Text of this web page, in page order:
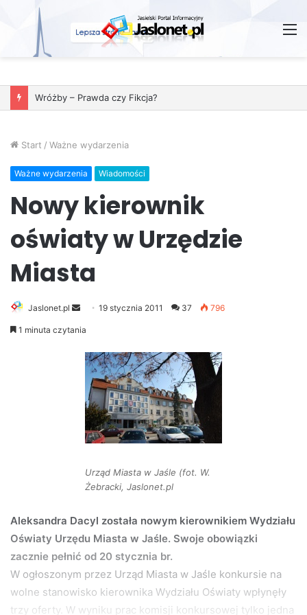
Wróżby – Prawda czy Fikcja?
Start / Ważne wydarzenia
Ważne wydarzenia Wiadomości
Nowy kierownik
oświaty w Urzędzie
Miasta
Jaslonet.pl
e
m
19 stycznia 2011 37 796
1 minuta czytania
Urząd Miasta w Jaśle (fot. W.
Żebracki, Jaslonet.pl
Aleksandra Dacyl została nowym kierownikiem Wydziału
Oświaty Urzędu Miasta w Jaśle. Swoje obowiązki
zacznie pełnić od 20 stycznia br.
W ogłoszonym przez Urząd Miasta w Jaśle konkursie na
wolne stanowisko kierownika Wydziału Oświaty wpłynęły
trzy oferty. W wyniku prac komisji konkursowej tylko jedna